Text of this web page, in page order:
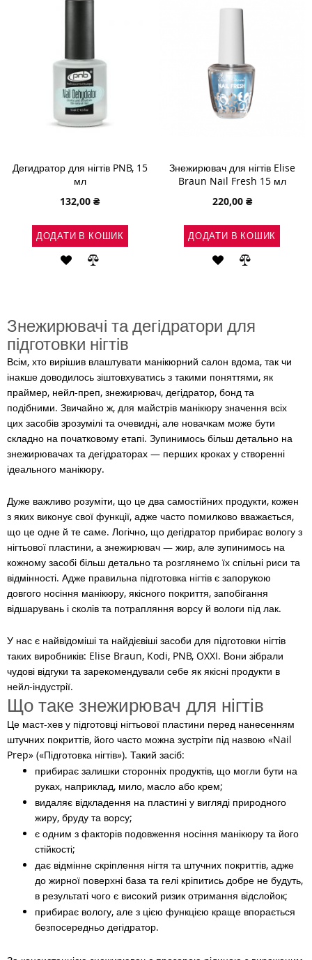
БАЖАНЬ
Дегидратор для нігтів PNB, 15
мл
132,00 ₴
ДОДАТИ В КОШИК
ДОДАТИ
БАЖАНЬ
Знежирювач для нігтів Elise
Braun Nail Fresh 15 мл
220,00 ₴
ДОДАТИ В КОШИК
ДОДАТИ
БАЖАНЬ
Знежирювачі та дегідратори для
підготовки нігтів
Всім, хто вирішив влаштувати манікюрний салон вдома, так чи
інакше доводилось зіштовхуватись з такими поняттями, як
праймер, нейл-преп, знежирювач, дегідратор, бонд та
подібними. Звичайно ж, для майстрів манікюру значення всіх
цих засобів зрозумілі та очевидні, але новачкам може бути
складно на початковому етапі. Зупинимось більш детально на
знежирювачах та дегідраторах — перших кроках у створенні
ідеального манікюру.
Дуже важливо розуміти, що це два самостійних продукти, кожен
з яких виконує свої функції, адже часто помилково вважається,
що це одне й те саме. Логічно, що дегідратор прибирає вологу з
нігтьової пластини, а знежирювач — жир, але зупинимось на
кожному засобі більш детально та розглянемо їх спільні риси та
відмінності. Адже правильна підготовка нігтів є запорукою
довгого носіння манікюру, якісного покриття, запобігання
відшарувань і сколів та потрапляння ворсу й вологи під лак.
У нас є найвідоміші та найдієвіші засоби для підготовки нігтів
таких виробників: Elise Braun, Kodi, PNB, OXXI. Вони зібрали
чудові відгуки та зарекомендували себе як якісні продукти в
нейл-індустрії.
Що таке знежирювач для нігтів
Це маст-хев у підготовці нігтьової пластини перед нанесенням
штучних покриттів, його часто можна зустріти під назвою «Nail
Prep» («Підготовка нігтів»). Такий засіб:
прибирає залишки сторонніх продуктів, що могли бути на
руках, наприклад, мило, масло або крем;
видаляє відкладення на пластині у вигляді природного
жиру, бруду та ворсу;
є одним з факторів подовження носіння манікюру та його
стійкості;
дає відмінне скріплення нігтя та штучних покриттів, адже
до жирної поверхні база та гелі кріпитись добре не будуть,
в результаті чого є високий ризик отримання відслойок;
прибирає вологу, але з цією функцією краще впорається
безпосередньо дегідратор.